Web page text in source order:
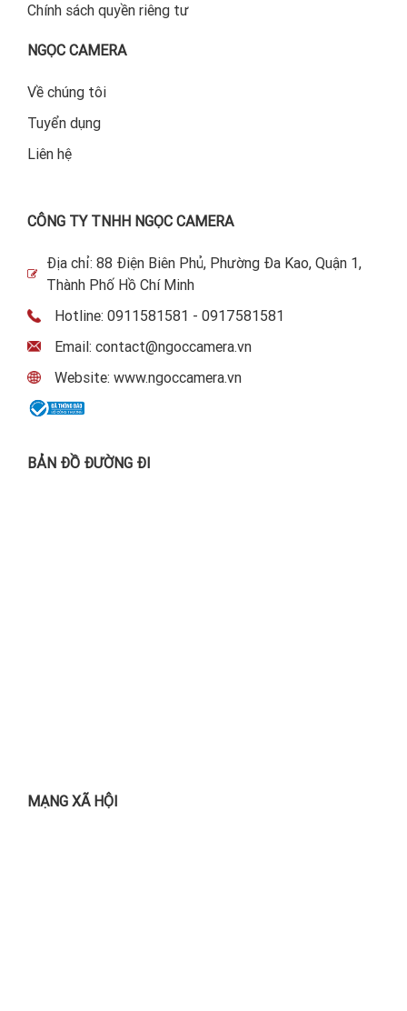
Chính sách quyền riêng tư
NGỌC CAMERA
Về chúng tôi
Tuyển dụng
Liên hệ
CÔNG TY TNHH NGỌC CAMERA
Địa chỉ: 88 Điện Biên Phủ, Phường Đa Kao, Quận 1,
Thành Phố Hồ Chí Minh
Hotline: 0911581581 - 0917581581
Email: contact@ngoccamera.vn
Website: www.ngoccamera.vn
BẢN ĐỒ ĐƯỜNG ĐI
MẠNG XÃ HỘI